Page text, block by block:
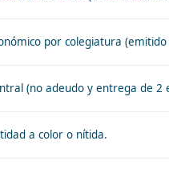
por colegiatura
(no adeudo y entrega de 2
a color o nítida.